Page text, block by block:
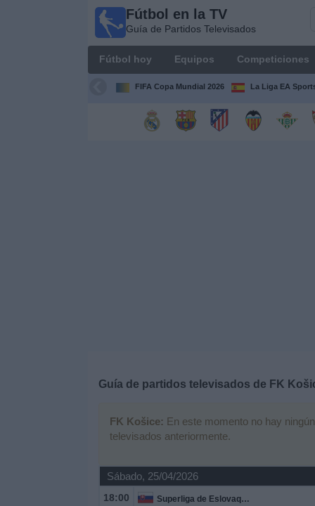
Fútbol en la TV
Guía de Partidos Televisados
Fútbol hoy Equipos Competiciones
FIFA Copa Mundial 2026 La Liga EA
Guía de partidos televisados de FK
FK Košice: En este momento no hay
televisados anteriormente.
Sábado, 25/04/2026
18:00 Superliga de Eslovaquia